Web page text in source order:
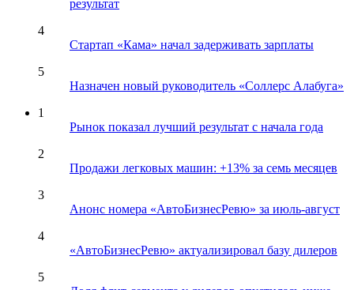
результат
4
Стартап «Кама» начал задерживать зарплаты
5
Назначен новый руководитель «Соллерс Алабуга»
1
Рынок показал лучший результат с начала года
2
Продажи легковых машин: +13% за семь месяцев
3
Анонс номера «АвтоБизнесРевю» за июль-август
4
«АвтоБизнесРевю» актуализировал базу дилеров
5